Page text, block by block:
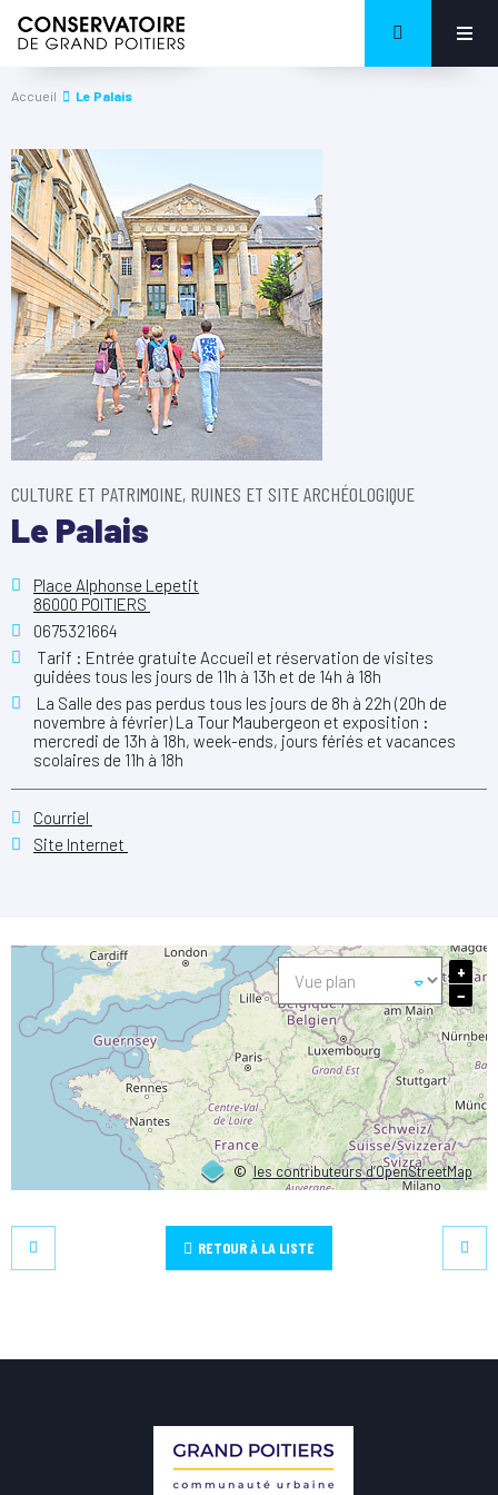
Accueil Le Palais
CULTURE ET PATRIMOINE, RUINES ET SITE ARCHÉOLOGIQUE
Le Palais
Place Alphonse Lepetit
86000 POITIERS
0675321664
Tarif : Entrée gratuite Accueil et réservation de visites
guidées tous les jours de 11h à 13h et de 14h à 18h
La Salle des pas perdus tous les jours de 8h à 22h (20h de
novembre à février) La Tour Maubergeon et exposition :
mercredi de 13h à 18h, week-ends, jours fériés et vacances
scolaires de 11h à 18h
Courriel
Site Internet
©les contributeurs d’OpenStreetMap
+
−
RETOUR À LA LISTE